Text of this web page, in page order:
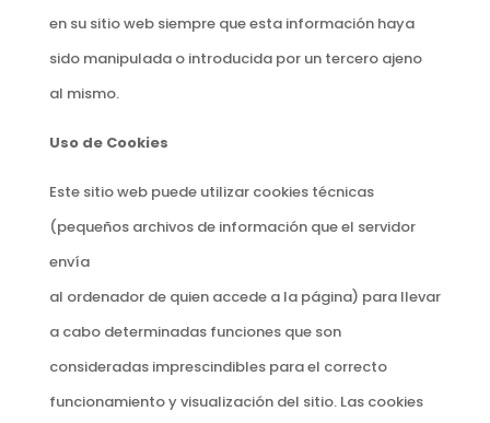
en su sitio web siempre que esta información haya
sido manipulada o introducida por un tercero ajeno
al mismo.
Uso de Cookies
Este sitio web puede utilizar cookies técnicas
(pequeños archivos de información que el servidor
envía
al ordenador de quien accede a la página) para llevar
a cabo determinadas funciones que son
consideradas imprescindibles para el correcto
funcionamiento y visualización del sitio. Las cookies